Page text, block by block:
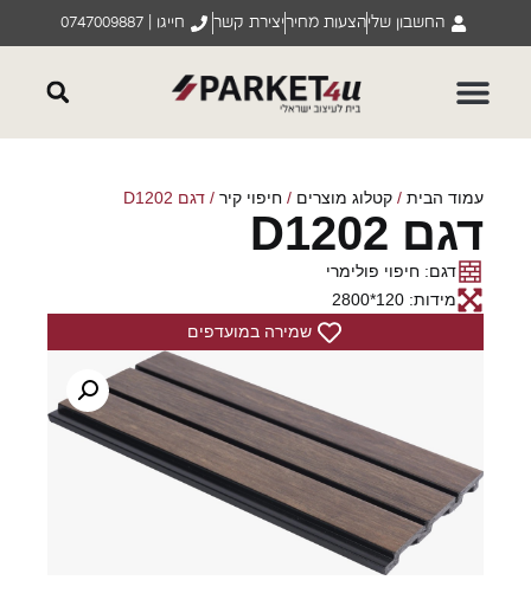
החשבון שליהצעות מחיריצירת קשר חייגו | 0747009887
עמוד הבית/קטלוג מוצרים/חיפוי קיר/ דגם D1202
דגם D1202
דגם: חיפוי פולימרי
מידות: 120*2800
שמירה במועדפים